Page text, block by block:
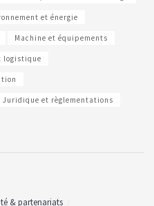
et énergie
Machine et équipements
logistique
Juridique et règlementations
& partenariats